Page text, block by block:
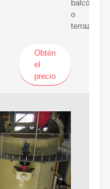
balcón
o
terraza.
Obtén
el
precio